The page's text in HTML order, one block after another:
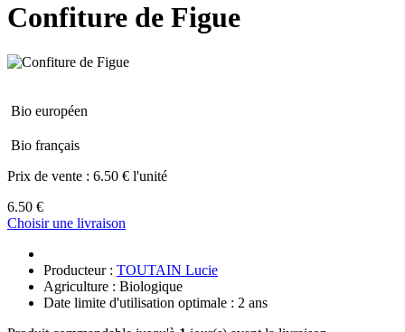
Confiture de Figue
Bio européen
Bio français
Prix de vente : 6.50 € l'unité
6.50 €
Choisir une livraison
Producteur : TOUTAIN Lucie
Agriculture : Biologique
Date limite d'utilisation optimale : 2 ans